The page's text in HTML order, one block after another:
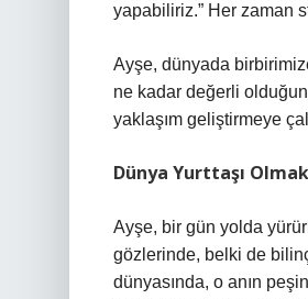
yapabiliriz.” Her zaman
Ayşe, dünyada
ne kadar değerli
yaklaşım geliştirmeye
Dünya Yurttaşı
Ayşe, bir gün yolda
gözlerinde, belki de
dünyasında, o anın